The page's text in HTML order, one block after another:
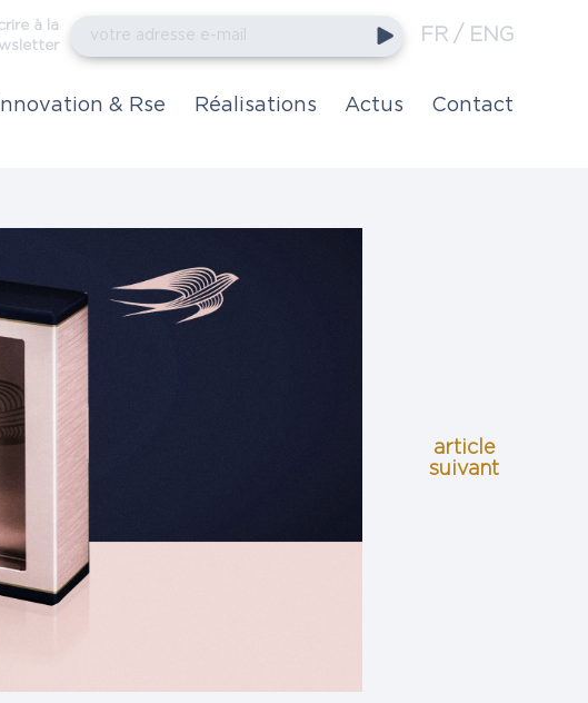
FR ENG
Adresse
email
votre adresse e-mail Ok
Innovation & Rse Réalisations Actus Contact
article
suivant